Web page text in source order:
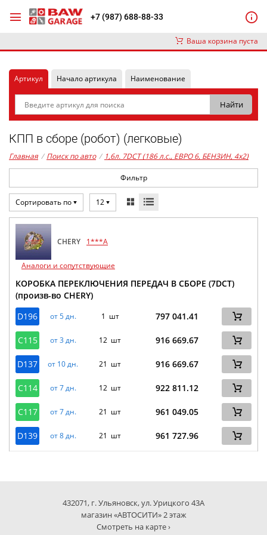
+7 (987) 688-88-33
Ваша корзина пуста
Артикул Начало артикула Наименование
КПП в сборе (робот) (легковые)
Главная / Поиск по авто / 1,6л. 7DCT (186 л.с., ЕВРО 6, БЕНЗИН, 4x2)
Фильтр
Сортировать по 12
CHERY 1***A
Аналоги и сопутствующие
КОРОБКА ПЕРЕКЛЮЧЕНИЯ ПЕРЕДАЧ В СБОРЕ (7DCT)
(произв-во CHERY)
D196
от 5 дн. 1 шт 797 041.41
C115 от 3 дн. 12 шт 916 669.67
D137 от 10 дн. 21 шт 916 669.67
C114 от 7 дн. 12 шт 922 811.12
C117 от 7 дн. 21 шт 961 049.05
D139 от 8 дн. 21 шт 961 727.96
432071, г. Ульяновск, ул. Урицкого 43А
магазин «АВТОСИТИ» 2 этаж
Смотреть на карте ›